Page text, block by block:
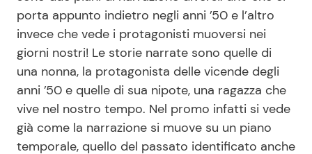
porta appunto indietro negli anni ’50 e l’altro
invece che vede i protagonisti muoversi nei
giorni nostri! Le storie narrate sono quelle di
una nonna, la protagonista delle vicende degli
anni ’50 e quelle di sua nipote, una ragazza che
vive nel nostro tempo. Nel promo infatti si vede
già come la narrazione si muove su un piano
temporale, quello del passato identificato anche